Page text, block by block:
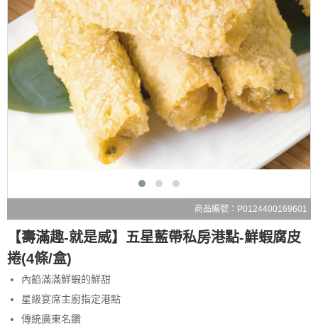
商品編號：P0124400169601
【壽滿趣-就是威】五星藍帶私房港點-鮮蝦腐皮
捲(4條/盒)
內餡滿滿鮮蝦的鮮甜
星級宴席主廚指定港點
傳統廣東名饡